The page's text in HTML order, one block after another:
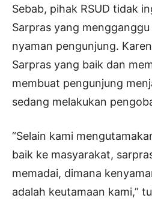
Sebab, pihak RSUD tidak
Sarpras yang
nyaman pengunjung.
Sarpras yang baik dan
membuat pengunjung
sedang melakukan
“Selain kami
baik ke masyarakat,
memadai, dimana
adalah keutamaan kami,”